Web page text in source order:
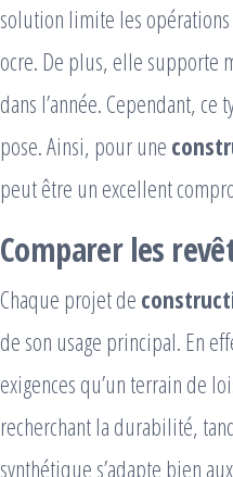
solution limite les
ocre. De plus, elle supporte
dans l’année. Cependant,
pose. Ainsi, pour une
peut être un excellent
Comparer les
Chaque projet de
de son usage principal. En
exigences qu’un terrain de
recherchant la durabilité,
synthétique s’adapte bien